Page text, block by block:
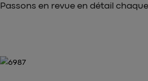
Passons en revue en détail